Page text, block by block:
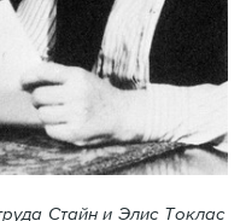
Стайн и Элис Токлас